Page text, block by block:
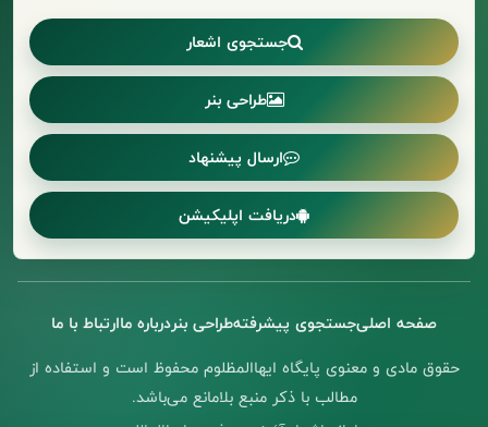
جستجوی اشعار
طراحی بنر
ارسال پیشنهاد
دریافت اپلیکیشن
صفحه اصلیجستجوی پیشرفتهطراحی بنردرباره ماارتباط با ما
حقوق مادی و معنوی پایگاه ایهاالمظلوم محفوظ است و استفاده از
مطالب با ذکر منبع بلامانع می‌باشد.